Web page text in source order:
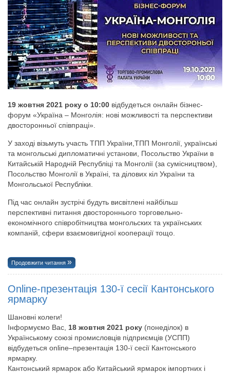
19 жовтня 2021 року о 10:00 відбудеться онлайн бізнес-
форум «Україна – Монголія: нові можливості та перспективи
двосторонньої співпраці».
У заході візьмуть участь ТПП України,ТПП Монголії, українські
та монгольські дипломатичні установи, Посольство України в
Китайській Народній Республіці та Монголії (за сумісництвом),
Посольство Монголії в Україні, та ділових кіл України та
Монгольської Республіки.
Під час онлайн зустрічі будуть висвітлені найбільш
перспективні питання двостороннього торговельно-
економічного співробітництва монгольских та українських
компаній, сфери взаємовигідної кооперації тощо.
Продовжити читання
Оnline-презентація 130-ї сесії Кантонського
ярмарку
Шановні колеги!
Інформуємо Вас, 18 жовтня 2021 року (понеділок) в
Українському союзі промисловців підприємців (УСПП)
відбудеться online–презентація 130-ї сесії Кантонського
ярмарку.
Кантонський ярмарок або Китайський ярмарок імпортних і